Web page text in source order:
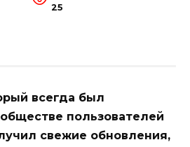
25
всегда был
пользователей
свежие обновления,